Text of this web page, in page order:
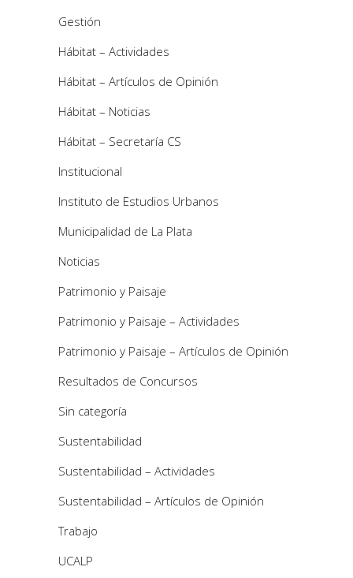
Gestión
Hábitat – Actividades
Hábitat – Artículos de Opinión
Hábitat – Noticias
Hábitat – Secretaría CS
Institucional
Instituto de Estudios Urbanos
Municipalidad de La Plata
Noticias
Patrimonio y Paisaje
Patrimonio y Paisaje – Actividades
Patrimonio y Paisaje – Artículos de Opinión
Resultados de Concursos
Sin categoría
Sustentabilidad
Sustentabilidad – Actividades
Sustentabilidad – Artículos de Opinión
Trabajo
UCALP